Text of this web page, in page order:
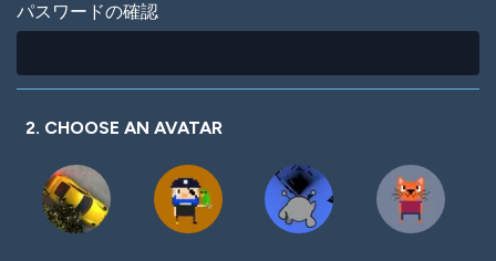
パスワードの確認
2. CHOOSE AN AVATAR